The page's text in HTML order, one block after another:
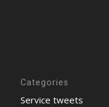
Categories
Service tweets